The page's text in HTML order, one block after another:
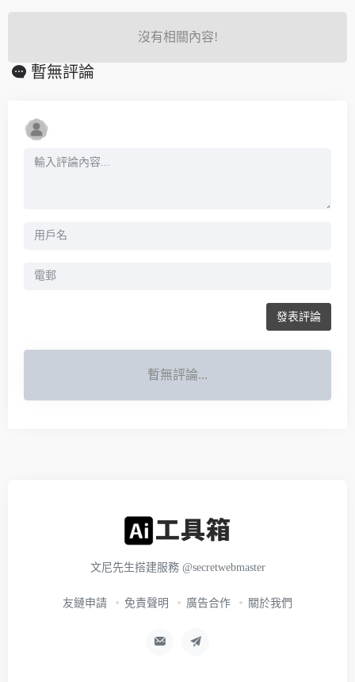
沒有相關內容!
暫無評論
發表評論
暫無評論...
文尼先生搭建服務 @secretwebmaster
友鏈申請 免責聲明 廣告合作 關於我們